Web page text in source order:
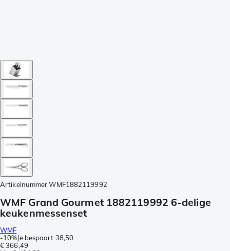
Artikelnummer WMF1882119992
WMF Grand Gourmet 1882119992 6-delige
keukenmessenset
WMF
-10%Je bespaart 38,50
€ 366,49